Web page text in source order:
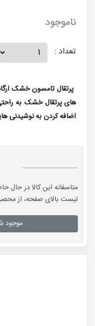
ناموجود
تعداد :
پرتقال تامسون خشک
های پرتقال خشک به
اضافه کردن به نوشیدنی
متاسفانه این کالا در حال
لیست بالای صفحه، از
موجود